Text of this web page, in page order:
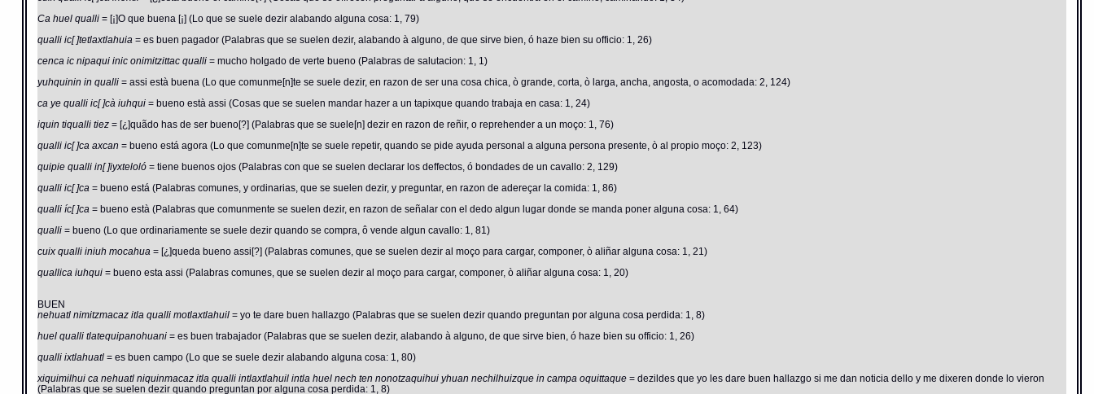
Ca huel qualli = [¡]O que buena [¡] (Lo que se suele dezir alabando alguna cosa: 1, 79)
qualli ic[ ]tetlaxtlahuia = es buen pagador (Palabras que se suelen dezir, alabando à alguno, de que sirve bien, ó haze bien su officio: 1, 26)
cenca ic nipaqui inic onimitzittac qualli = mucho holgado de verte bueno (Palabras de salutacion: 1, 1)
yuhquinin in qualli = assi està buena (Lo que comunme[n]te se suele dezir, en razon de ser una cosa chica, ò grande, corta, ò larga, ancha, angosta, o acomodada: 2, 124)
ca ye qualli ic[ ]cà iuhqui = bueno està assi (Cosas que se suelen mandar hazer a un tapixque quando trabaja en casa: 1, 24)
iquin tiqualli tiez = [¿]quãdo has de ser bueno[?] (Palabras que se suele[n] dezir en razon de reñir, o reprehender a un moço: 1, 76)
qualli ic[ ]ca axcan = bueno está agora (Lo que comunme[n]te se suele repetir, quando se pide ayuda personal a alguna persona presente, ò al propio moço: 2, 123)
quipie qualli in[ ]iyxteloló = tiene buenos ojos (Palabras con que se suelen declarar los deffectos, ó bondades de un cavallo: 2, 129)
qualli ic[ ]ca = bueno está (Palabras comunes, y ordinarias, que se suelen dezir, y preguntar, en razon de adereçar la comida: 1, 86)
qualli íc[ ]ca = bueno està (Palabras que comunmente se suelen dezir, en razon de señalar con el dedo algun lugar donde se manda poner alguna cosa: 1, 64)
qualli = bueno (Lo que ordinariamente se suele dezir quando se compra, ô vende algun cavallo: 1, 81)
cuix qualli iniuh mocahua = [¿]queda bueno assi[?] (Palabras comunes, que se suelen dezir al moço para cargar, componer, ò aliñar alguna cosa: 1, 21)
quallica iuhqui = bueno esta assi (Palabras comunes, que se suelen dezir al moço para cargar, componer, ò aliñar alguna cosa: 1, 20)
BUEN
nehuatl nimitzmacaz itla qualli motlaxtlahuil = yo te dare buen hallazgo (Palabras que se suelen dezir quando preguntan por alguna cosa perdida: 1, 8)
huel qualli tlatequipanohuani = es buen trabajador (Palabras que se suelen dezir, alabando à alguno, de que sirve bien, ó haze bien su officio: 1, 26)
qualli ixtlahuatl = es buen campo (Lo que se suele dezir alabando alguna cosa: 1, 80)
xiquimilhui ca nehuatl niquinmacaz itla qualli intlaxtlahuil intla huel nech ten nonotzaquihui yhuan nechilhuizque in campa oquittaque = dezildes que yo les dare buen hallazgo si me dan noticia dello y me dixeren donde lo vieron
(Palabras que se suelen dezir quando preguntan por alguna cosa perdida: 1, 8)